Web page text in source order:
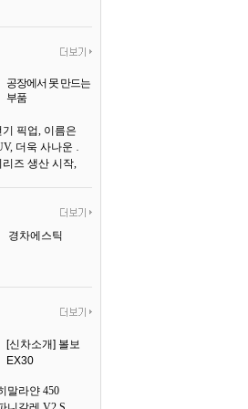
공장에서 못 만드는
부품
어낸다
페라리 V12 SUV, 더욱 사나운 얼굴로 돌아온다
경차에스틱
[신차소개] 볼보
EX30
말라얀 450